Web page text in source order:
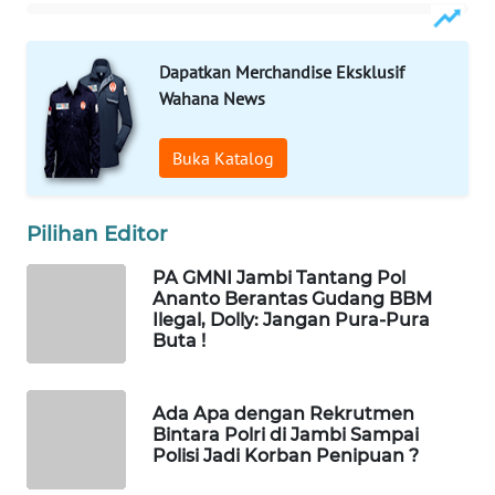
Dapatkan Merchandise Eksklusif
Wahana News
Buka Katalog
Pilihan Editor
PA GMNI Jambi Tantang Pol
Ananto Berantas Gudang BBM
Ilegal, Dolly: Jangan Pura-Pura
Buta !
Ada Apa dengan Rekrutmen
Bintara Polri di Jambi Sampai
Polisi Jadi Korban Penipuan ?
KELISTRIKAN
WALINKI
ID
MAWAKA
MARTABAT
LPKKI